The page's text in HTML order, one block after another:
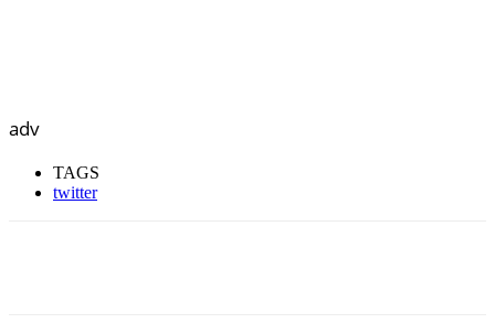
adv
TAGS
twitter